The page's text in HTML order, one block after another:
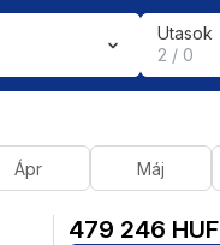
Utasok
2 / 0
Ápr Máj
479 246 HUF